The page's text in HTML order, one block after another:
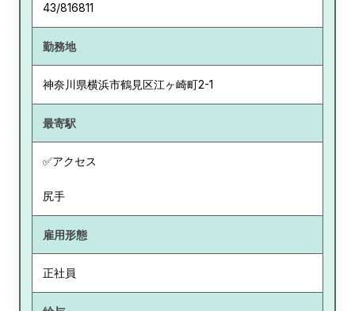
43/816811
勤務地
神奈川県横浜市鶴見区江ヶ崎町2-1
最寄駅
✅アクセス
尻手
雇用形態
正社員